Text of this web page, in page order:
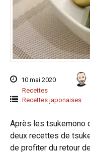
10 mai 2020
Recettes
Recettes japonaises
Après les tsukemono
deux recettes de
de profiter du retour